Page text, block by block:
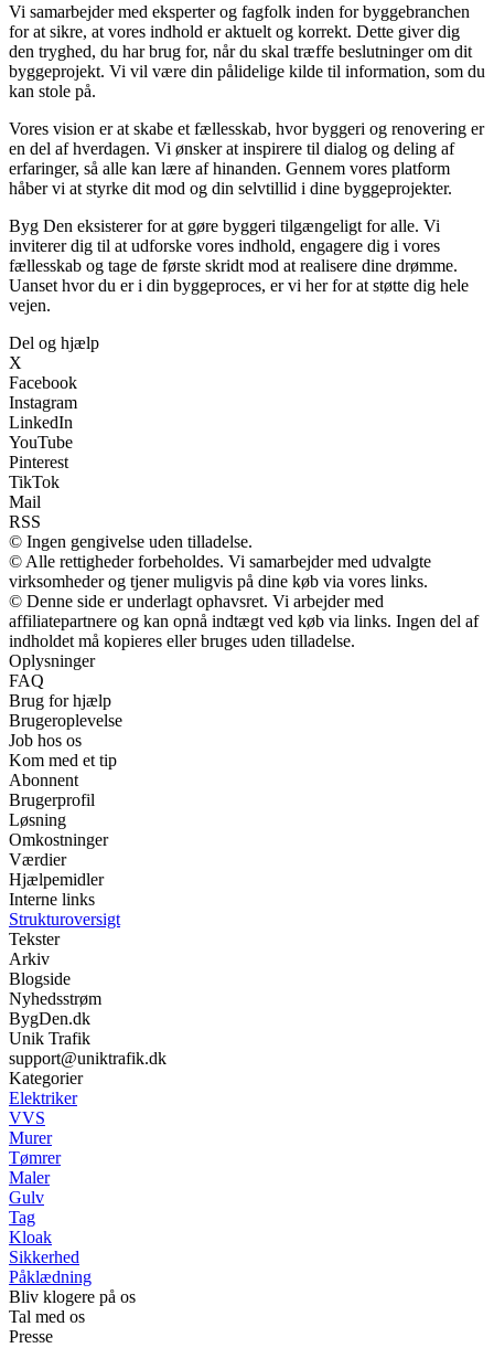
Vi samarbejder med eksperter og fagfolk inden for byggebranchen
for at sikre, at vores indhold er aktuelt og korrekt. Dette giver dig
den tryghed, du har brug for, når du skal træffe beslutninger om dit
byggeprojekt. Vi vil være din pålidelige kilde til information, som du
kan stole på.
Vores vision er at skabe et fællesskab, hvor byggeri og renovering er
en del af hverdagen. Vi ønsker at inspirere til dialog og deling af
erfaringer, så alle kan lære af hinanden. Gennem vores platform
håber vi at styrke dit mod og din selvtillid i dine byggeprojekter.
Byg Den eksisterer for at gøre byggeri tilgængeligt for alle. Vi
inviterer dig til at udforske vores indhold, engagere dig i vores
fællesskab og tage de første skridt mod at realisere dine drømme.
Uanset hvor du er i din byggeproces, er vi her for at støtte dig hele
vejen.
Del og hjælp
X
Facebook
Instagram
LinkedIn
YouTube
Pinterest
TikTok
Mail
RSS
© Ingen gengivelse uden tilladelse.
© Alle rettigheder forbeholdes. Vi samarbejder med udvalgte
virksomheder og tjener muligvis på dine køb via vores links.
© Denne side er underlagt ophavsret. Vi arbejder med
affiliatepartnere og kan opnå indtægt ved køb via links. Ingen del af
indholdet må kopieres eller bruges uden tilladelse.
Oplysninger
FAQ
Brug for hjælp
Brugeroplevelse
Job hos os
Kom med et tip
Abonnent
Brugerprofil
Løsning
Omkostninger
Værdier
Hjælpemidler
Interne links
Strukturoversigt
Tekster
Arkiv
Blogside
Nyhedsstrøm
BygDen.dk
Unik Trafik
support@uniktrafik.dk
Kategorier
Elektriker
VVS
Murer
Tømrer
Maler
Gulv
Tag
Kloak
Sikkerhed
Påklædning
Bliv klogere på os
Tal med os
Presse